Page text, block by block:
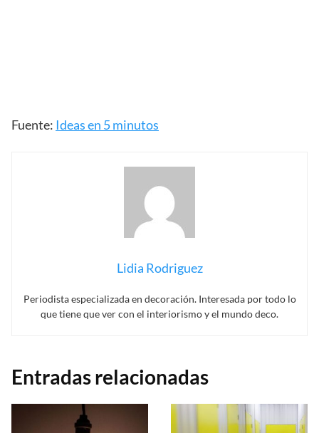
Fuente: Ideas en 5 minutos
Lidia Rodriguez
Periodista especializada en decoración. Interesada por todo lo
que tiene que ver con el interiorismo y el mundo deco.
Entradas relacionadas